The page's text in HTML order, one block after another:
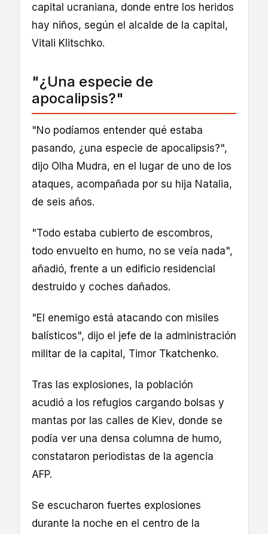
capital ucraniana, donde entre los heridos
hay niños, según el alcalde de la capital,
Vitali Klitschko.
"¿Una especie de
apocalipsis?"
"No podíamos entender qué estaba
pasando, ¿una especie de apocalipsis?",
dijo Olha Mudra, en el lugar de uno de los
ataques, acompañada por su hija Natalia,
de seis años.
"Todo estaba cubierto de escombros,
todo envuelto en humo, no se veía nada",
añadió, frente a un edificio residencial
destruido y coches dañados.
"El enemigo está atacando con misiles
balísticos", dijo el jefe de la administración
militar de la capital, Timor Tkatchenko.
Tras las explosiones, la población
acudió a los refugios cargando bolsas y
mantas por las calles de Kiev, donde se
podía ver una densa columna de humo,
constataron periodistas de la agencia
AFP.
Se escucharon fuertes explosiones
durante la noche en el centro de la